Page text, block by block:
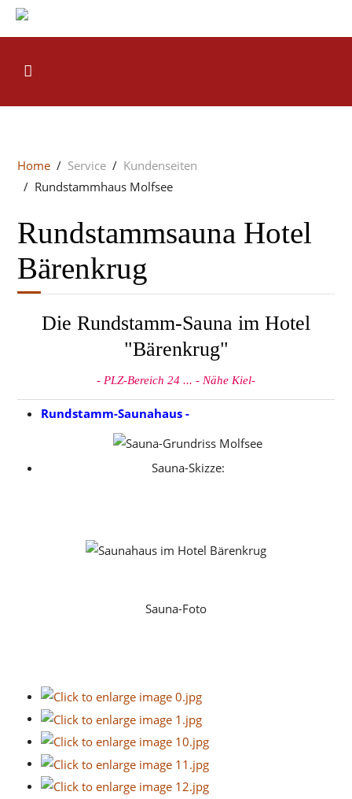
Home Service
Kundenseiten
Rundstammhaus Molfsee
Rundstammsauna Hotel
Bärenkrug
Die Rundstamm-Sauna im Hotel
"Bärenkrug"
- PLZ-Bereich 24 ... - Nähe Kiel-
Rundstamm-Saunahaus -
Sauna-Skizze:
Sauna-Foto